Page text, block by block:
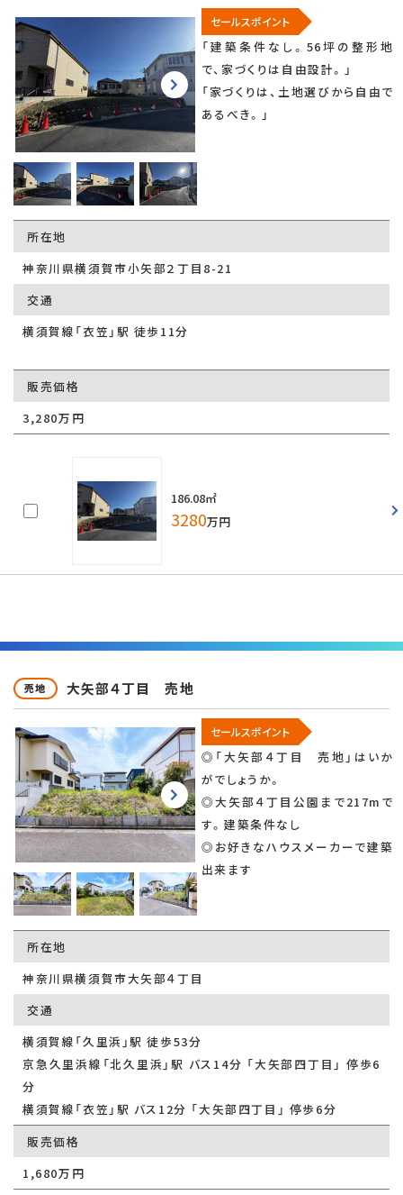
セールスポイント
「建築条件なし。56坪の整形地
で、家づくりは自由設計。」
「家づくりは、土地選びから自由で
あるべき。」
所在地
神奈川県横須賀市小矢部２丁目8-21
交通
横須賀線「衣笠」駅 徒歩11分
販売価格
3,280万円
186.08㎡
3280万円
売地 大矢部４丁目 売地
セールスポイント
◎「大矢部４丁目 売地」はいか
がでしょうか。
◎大矢部４丁目公園まで217mで
す。建築条件なし
◎お好きなハウスメーカーで建築
出来ます
所在地
神奈川県横須賀市大矢部４丁目
交通
横須賀線「久里浜」駅 徒歩53分
京急久里浜線「北久里浜」駅 バス14分 「大矢部四丁目」 停歩6
分
横須賀線「衣笠」駅 バス12分 「大矢部四丁目」 停歩6分
販売価格
1,680万円